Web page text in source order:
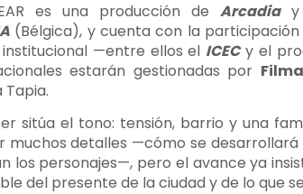
es una producción deArcadiay
(Bélgica), y cuenta con la participación
—entre ellos el ICECy el
estarán gestionadas por
Tapia.
sitúa el tono: tensión, barrio y una
muchos detalles —cómo se
los personajes—, pero el avance ya
del presente de la ciudad y de lo que